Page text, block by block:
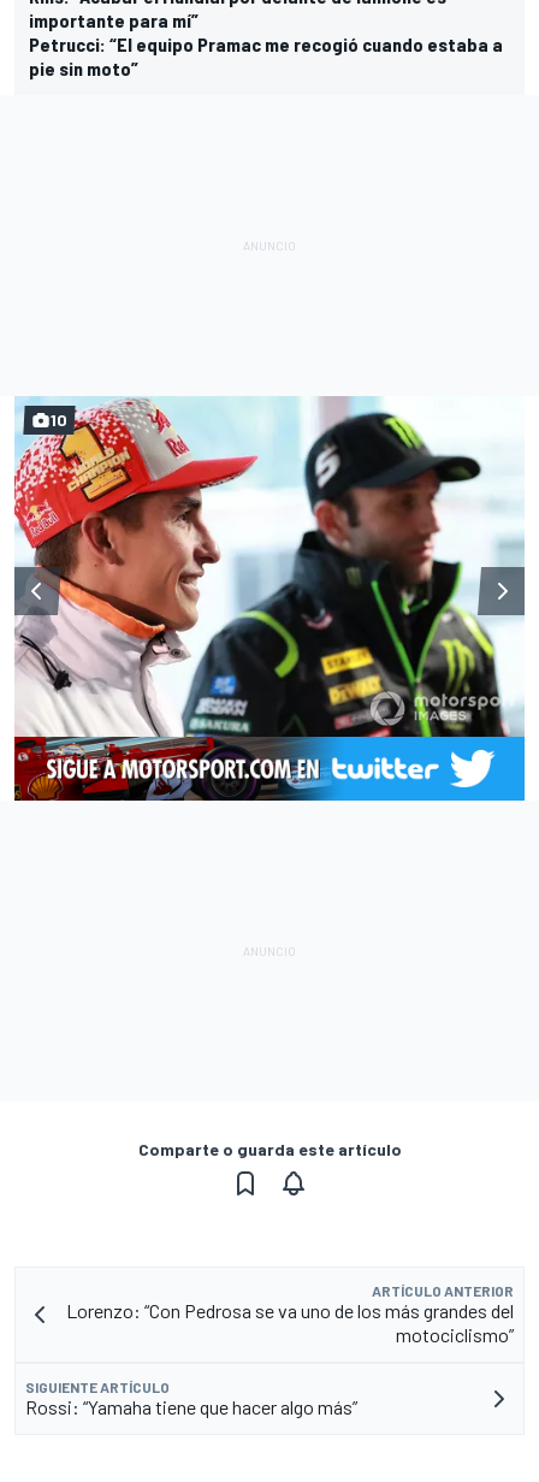
importante para mí”
Petrucci: “El equipo Pramac me recogió cuando estaba a
pie sin moto”
10
Comparte o guarda este artículo
ARTÍCULO ANTERIOR
Lorenzo: “Con Pedrosa se va uno de los más grandes del
motociclismo”
SIGUIENTE ARTÍCULO
Rossi: “Yamaha tiene que hacer algo más”